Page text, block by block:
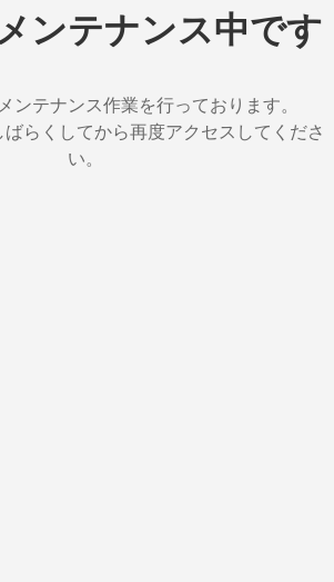
ンテナンス中です
ンテナンス作業を行っております。
らくしてから再度アクセスしてくださ
い。